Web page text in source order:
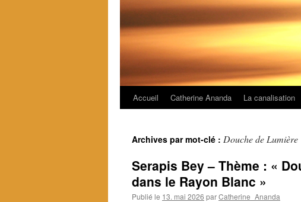
Aller
contenu
Accueil Catherine Ananda La canalisation
Archives par mot-clé : Douche de Lumière
Serapis Bey – Thème : «
dans le Rayon Blanc »
Publié le 13. mai 2026 parCatherine_Ananda